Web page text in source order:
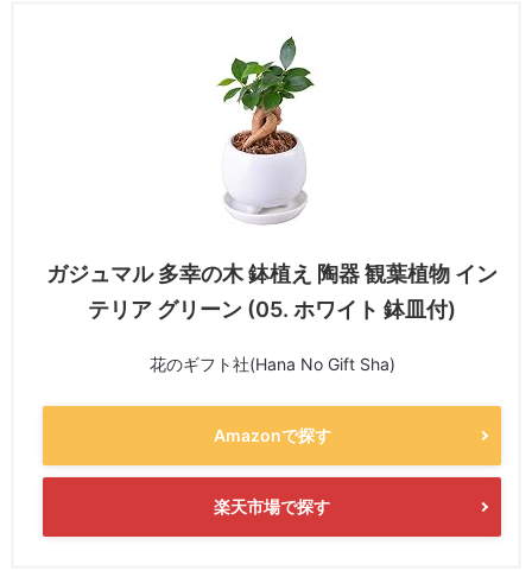
ガジュマル 多幸の木 鉢植え 陶器 観葉植物 イン
テリア グリーン (05. ホワイト 鉢皿付)
花のギフト社(Hana No Gift Sha)
Amazonで探す
楽天市場で探す